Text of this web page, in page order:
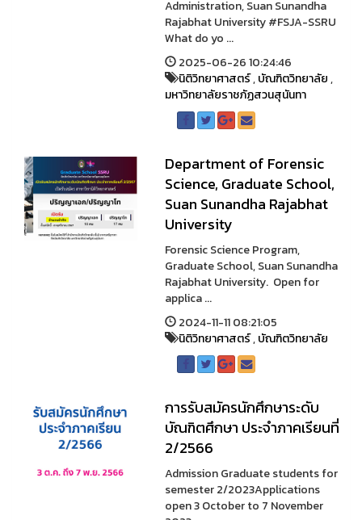
Administration, Suan Sunandha
Rajabhat University #FSJA-SSRU
What do yo ...
2025-06-26 10:24:46
นิติวิทยาศาสตร์,บัณฑิตวิทยาลัย,
มหาวิทยาลัยราชภัฏสวนสุนันทา
Department of Forensic
Science, Graduate School,
Suan Sunandha Rajabhat
University
Forensic Science Program,
Graduate School, Suan Sunandha
Rajabhat University. Open for
applica ...
2024-11-11 08:21:05
นิติวิทยาศาสตร์,บัณฑิตวิทยาลัย
การรับสมัครนักศึกษาระดับ
บัณฑิตศึกษา ประจำภาคเรียนที่
2/2566
Admission Graduate students for
semester 2/2023Applications
open 3 October to 7 November